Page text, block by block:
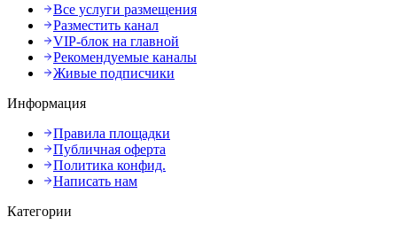
Все услуги размещения
Разместить канал
VIP-блок на главной
Рекомендуемые каналы
Живые подписчики
Информация
Правила площадки
Публичная оферта
Политика конфид.
Написать нам
Категории